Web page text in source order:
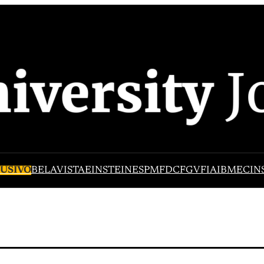
BELAVISTAEINSTEINESPMFDCFGVFIAIBMEC